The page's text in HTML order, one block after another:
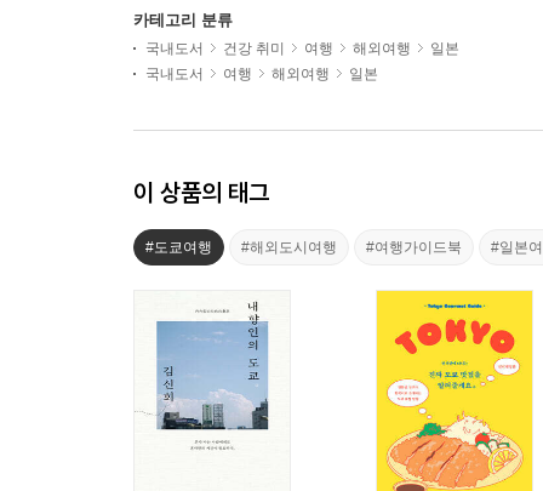
카테고리 분류
국내도서 건강 취미 여행 해외여행
일본
국내도서
여행 해외여행 일본
이 상품의 태그
#도쿄여행 #해외도시여행 #여행가이드북 #일본